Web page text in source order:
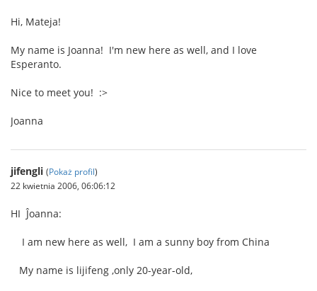
Hi, Mateja!
My name is Joanna! I'm new here as well, and I love
Esperanto.
Nice to meet you! :>
Joanna
jifengli (Pokaż profil)
22 kwietnia 2006, 06:06:12
HI Ĵoanna:
I am new here as well, I am a sunny boy from China
My name is lijifeng ,only 20-year-old,